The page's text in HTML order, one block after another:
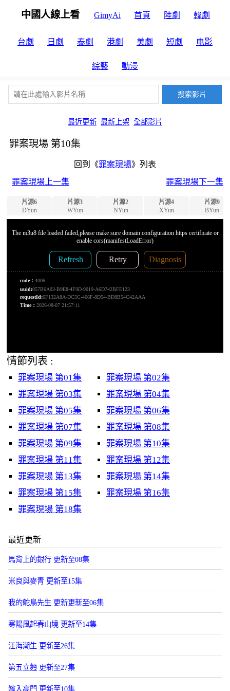
中國人線上看 GimyAi 首頁 陸劇 韓劇
台劇 日劇 泰劇 港劇 美劇 短劇 电影
綜藝 動漫
最近更新 最新上架 全部影片
罪案現場 第10集
回到《罪案現場》列表
罪案現場上一集
罪案現場下一集
片源6
DYun
片源3
WYun
片源2
NYun
片源4
XYun
片源9
BYun
情節列表 :
罪案現場 第01集
罪案現場 第02集
罪案現場 第03集
罪案現場 第04集
罪案現場 第05集
罪案現場 第06集
罪案現場 第07集
罪案現場 第08集
罪案現場 第09集
罪案現場 第10集
罪案現場 第11集
罪案現場 第12集
罪案現場 第13集
罪案現場 第14集
罪案現場 第15集
罪案現場 第16集
罪案現場 第18集
最近更新
馬背上的銀行 更新至08集
米良與麥青 更新至15集
我的鴕鳥先生 更新更新至06集
寒陽風起春山境 更新至14集
江海潮生 更新至26集
第五立麪 更新至27集
嫁入高門 更新至10集